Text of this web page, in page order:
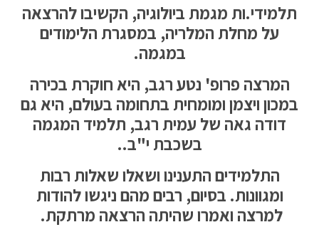
תלמידי.ות מגמת ביולוגיה, הקשיבו להרצאה
על מחלת המלריה, במסגרת הלימודים
במגמה.
המרצה פרופ' נטע רגב, היא חוקרת בכירה
במכון ויצמן ומומחית בתחומה בעולם, היא גם
דודה גאה של עמית רגב, תלמיד המגמה
בשכבת י"ב..
התלמידים התענינו ושאלו שאלות רבות
ומגוונות. בסיום, רבים מהם ניגשו להודות
למרצה ואמרו שהיתה הרצאה מרתקת.